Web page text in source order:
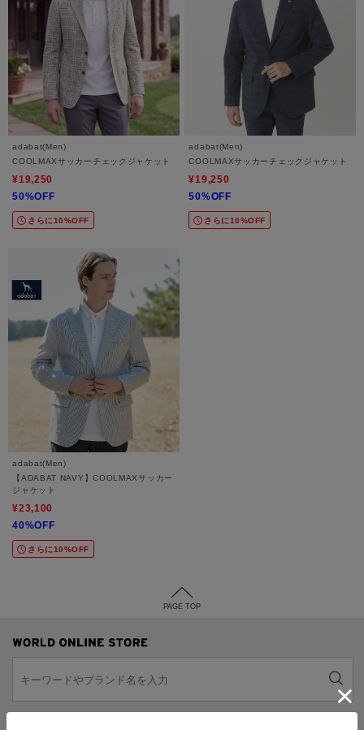
adabat(Men)
COOLMAXサッカーチェックジャケット
¥19,250
50%OFF
さらに10%OFF
adabat(Men)
COOLMAXサッカーチェックジャケット
¥19,250
50%OFF
さらに10%OFF
adabat(Men)
【ADABAT NAVY】COOLMAXサッカー
ジャケット
¥23,100
40%OFF
さらに10%OFF
PAGE TOP